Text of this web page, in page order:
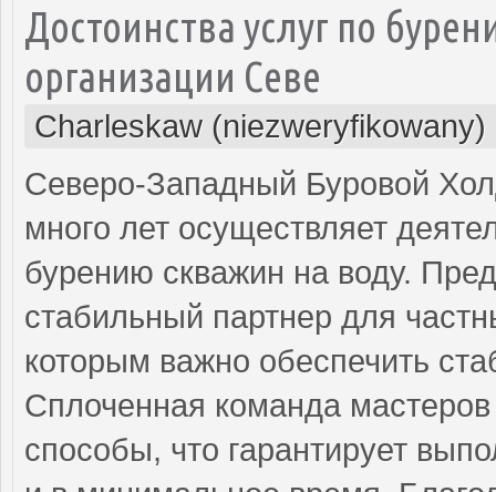
Достоинства услуг по
организации Севе
Charleskaw (niezweryfikowany)
Северо-Западный Буровой
много лет осуществляет
бурению скважин на воду.
стабильный партнер для
которым важно обеспечить
Сплоченная команда
способы, что гарантирует